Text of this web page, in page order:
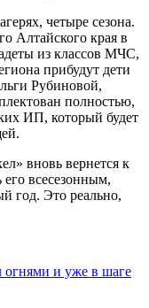
четыре сезона.
Алтайского края в
из классов МЧС,
прибудут дети
Рубиновой,
полностью,
ИП, который будет
вновь вернется к
его всесезонным,
год. Это реально,
огнями и уже в шаге